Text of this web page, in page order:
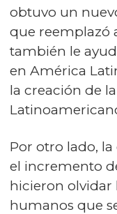
obtuvo un
que reemplazó
también le
en América
la creación de
Por otro lado,
el incremento
hicieron olvidar
humanos que